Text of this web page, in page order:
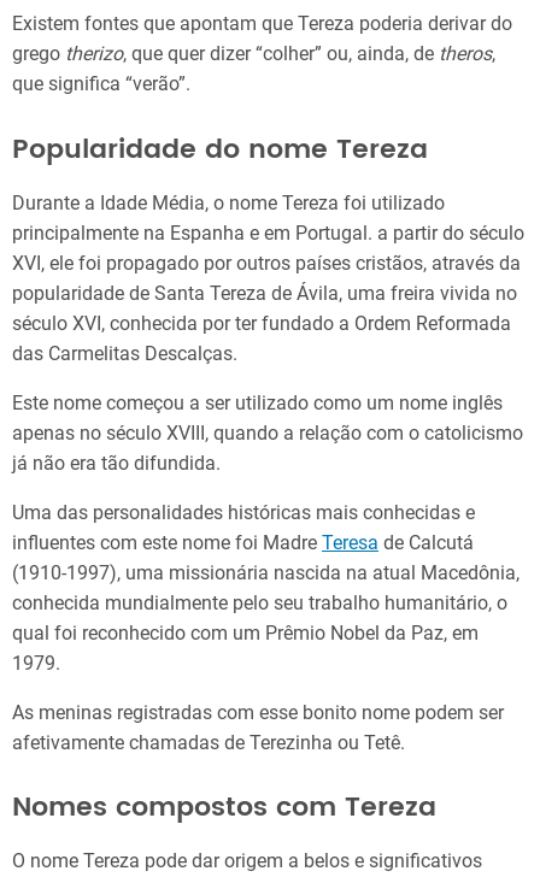
Existem fontes que apontam que Tereza poderia derivar do
grego therizo, que quer dizer “colher” ou, ainda, de theros,
que significa “verão”.
Popularidade do nome Tereza
Durante a Idade Média, o nome Tereza foi utilizado
principalmente na Espanha e em Portugal. a partir do século
XVI, ele foi propagado por outros países cristãos, através da
popularidade de Santa Tereza de Ávila, uma freira vivida no
século XVI, conhecida por ter fundado a Ordem Reformada
das Carmelitas Descalças.
Este nome começou a ser utilizado como um nome inglês
apenas no século XVIII, quando a relação com o catolicismo
já não era tão difundida.
Uma das personalidades históricas mais conhecidas e
influentes com este nome foi Madre Teresa de Calcutá
(1910-1997), uma missionária nascida na atual Macedônia,
conhecida mundialmente pelo seu trabalho humanitário, o
qual foi reconhecido com um Prêmio Nobel da Paz, em
1979.
As meninas registradas com esse bonito nome podem ser
afetivamente chamadas de Terezinha ou Tetê.
Nomes compostos com Tereza
O nome Tereza pode dar origem a belos e significativos